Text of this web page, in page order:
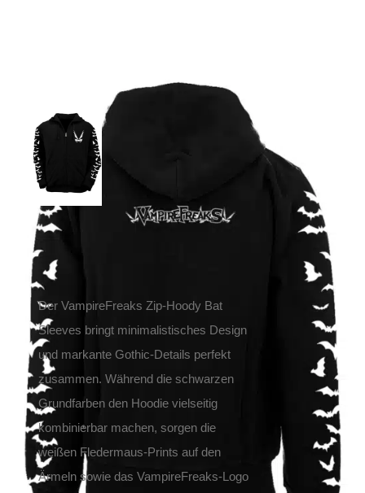
VampireFreaks Zip-
Hoody Bat Sleeves
59,90
zzgl.Versand
Lieferzeit: ca. 1-2 Tage DE, ca. 3-4 Tage EU
Der VampireFreaks Zip-Hoody Bat
Sleeves bringt minimalistisches Design
und markante Gothic-Details perfekt
zusammen. Während die schwarzen
Grundfarben den Hoodie vielseitig
kombinierbar machen, sorgen die
weißen Fledermaus-Prints auf den
Ärmeln sowie das VampireFreaks-Logo